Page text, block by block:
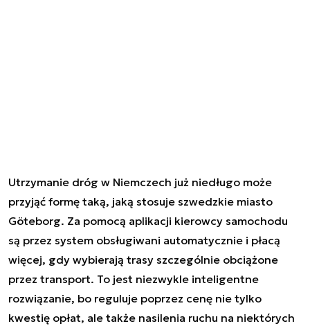
Utrzymanie dróg w Niemczech już niedługo może
przyjąć formę taką, jaką stosuje szwedzkie miasto
Göteborg. Za pomocą aplikacji kierowcy samochodu
są przez system obsługiwani automatycznie i płacą
więcej, gdy wybierają trasy szczególnie obciążone
przez transport. To jest niezwykle inteligentne
rozwiązanie, bo reguluje poprzez cenę nie tylko
kwestię opłat, ale także nasilenia ruchu na niektórych